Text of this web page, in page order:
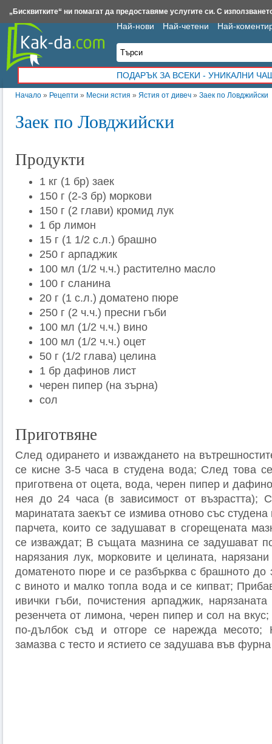
Начало » Рецепти » Месни ястия » Ястия от дивеч » Заек по Ловджийски
Заек по Ловджийски
Продукти
1 кг (1 бр) заек
150 г (2-3 бр) моркови
150 г (2 глави) кромид лук
1 бр лимон
15 г (1 1/2 с.л.) брашно
250 г арпаджик
100 мл (1/2 ч.ч.) растително масло
100 г сланина
20 г (1 с.л.) доматено пюре
250 г (2 ч.ч.) пресни гъби
100 мл (1/2 ч.ч.) вино
100 мл (1/2 ч.ч.) оцет
50 г (1/2 глава) целина
1 бр дафинов лист
черен пипер (на зърна)
сол
Приготвяне
След одирането и изваждането на
се кисне 3-5 часа в студена вода; След това
приготвена от оцета, вода, черен пипер и
нея до 24 часа (в зависимост от възрастта);
маринатата заекът се измива отново със
парчета, които се задушават в сгорещената
се изваждат; В същата мазнина се задушават
нарязания лук, морковите и целината,
доматеното пюре и се разбърква с брашното до
с виното и малко топла вода и се кипват;
ивички гъби, почистения арпаджик,
резенчета от лимона, черен пипер и сол на
по-дълбок съд и отгоре се нарежда месото;
замазва с тесто и ястието се задушава във
Най-нови Най-четени Най-
ПОДАРЪК ЗА ВСЕКИ - УНИКАЛНИ
Insert.bg Framar.bg Kak-da.com Iztochnik.com BauBau.bg NewAge.bg
„Бисквитките“ ни помагат да предоставяме услугите си. С